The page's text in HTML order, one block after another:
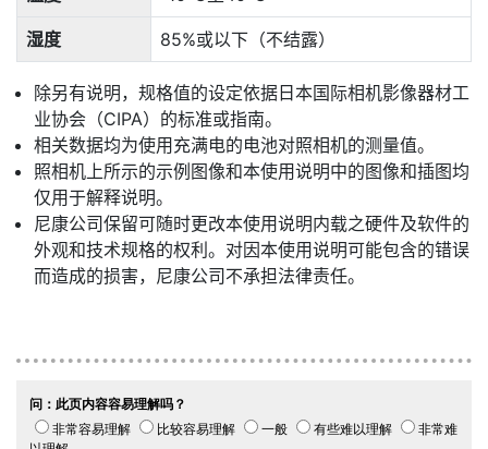
湿度 85%或以下（不结露）
除另有说明，规格值的设定依据日本国际相机影像器材工
业协会（CIPA）的标准或指南。
相关数据均为使用充满电的电池对照相机的测量值。
照相机上所示的示例图像和本使用说明中的图像和插图均
仅用于解释说明。
尼康公司保留可随时更改本使用说明内载之硬件及软件的
外观和技术规格的权利。对因本使用说明可能包含的错误
而造成的损害，尼康公司不承担法律责任。